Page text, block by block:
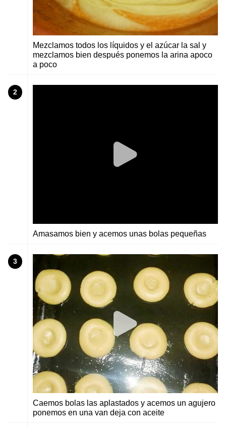
Mezclamos todos los líquidos y el azúcar la sal y
mezclamos bien después ponemos la arina apoco
a poco
2
Amasamos bien y acemos unas bolas pequeñas
3
Caemos bolas las aplastados y acemos un agujero
ponemos en una van deja con aceite